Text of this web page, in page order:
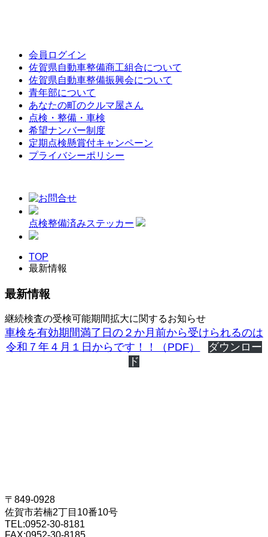
会員ログイン
佐賀県自動車整備商工組合について
佐賀県自動車整備振興会について
青年部について
あなたの町のクルマ屋さん
点検・整備・車検
希望ナンバー制度
定期点検懸賞付キャンペーン
プライバシーポリシー
点検整備済みステッカー
TOP
最新情報
最新情報
継続検査の受検可能期間拡大に関するお知らせ
車検を有効期間満了日の２か月前から受けられるのは
令和７年４月１日からです！！（PDF）
ダウンロー
ド
〒849-0928
佐賀市若楠2丁目10番10号
TEL:0952-30-8181